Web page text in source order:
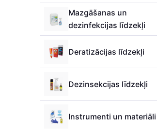
Mazgāšanas un
dezinfekcijas līdzekļi
Deratizācijas līdzekļi
Dezinsekcijas līdzekļi
Instrumenti un materiāli